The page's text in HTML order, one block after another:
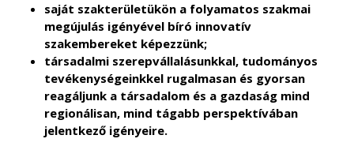
saját szakterületükön a folyamatos szakmai
megújulás igényével bíró innovatív
szakembereket képezzünk;
társadalmi szerepvállalásunkkal, tudományos
tevékenységeinkkel rugalmasan és gyorsan
reagáljunk a társadalom és a gazdaság mind
regionálisan, mind tágabb perspektívában
jelentkező igényeire.